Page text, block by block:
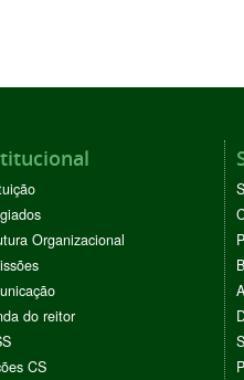
Organizacional
do reitor
CS